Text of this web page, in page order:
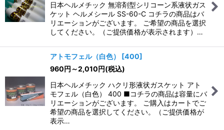
日本ヘルメチック 無溶剤型シリコーン系液状ガス
ケット ヘルメシール SS-60-C コチラの商品はバ
リエーションがございます。 ご希望の商品を選択
してください。（ご提供価格が表示されます）…
アトモフェル（白色） [400]
960円 ～2,010円(税込)
日本ヘルメチック ハクリ形液状ガスケット アト
モフェル（白色） 400 ■コチラの商品は容量にバ
リエーションがございます。 ご購入はカートでご
希望の商品を選択してください。（ご提供価格が
表示…